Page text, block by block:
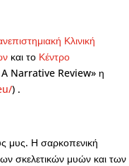
Κλινική
και το Κέντρο
A Narrative Review» η
) .
μυς. Η σαρκοπενική
σκελετικών μυών και των